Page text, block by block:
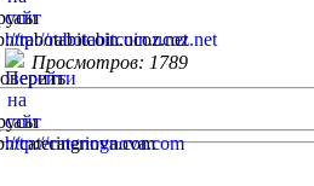
Просмотров: 1789